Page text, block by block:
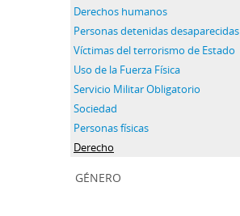
Derechos humanos
Personas detenidas desaparecidas
Víctimas del terrorismo de Estado
Uso de la Fuerza Física
Servicio Militar Obligatorio
Sociedad
Personas físicas
Derecho
género